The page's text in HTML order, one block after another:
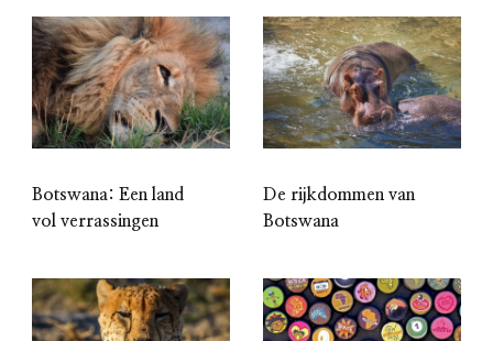
Botswana: Een land
vol verrassingen
De rijkdommen van
Botswana